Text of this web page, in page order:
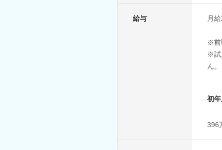
給与 月
※前
※試
ん。
初
396